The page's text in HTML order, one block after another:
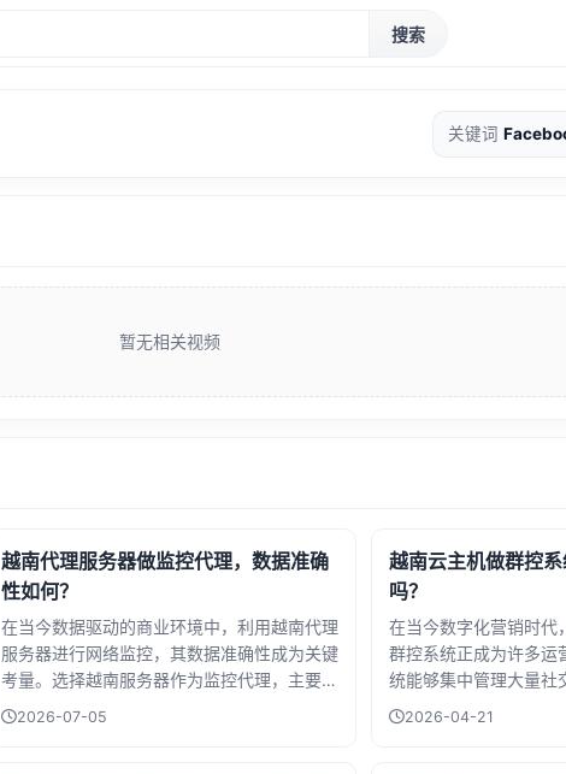
搜索
关键词
暂无相关视频
越南代理服务器做监控代理，数据准确
性如何？
在当今数据驱动的商业环境中，利用越南代理
服务器进行网络监控，其数据准确性成为关键
考量。选择越南服务器作为监控代理，主要优
势在于能获取本地化的IP地址，从而精准抓取
2026-07-05
越南云主机做群控
吗？
在当今数字化营销时代
群控系统正成为许多运
统能够集中管理大量社
号，实现一键批量操作
2026-04-21